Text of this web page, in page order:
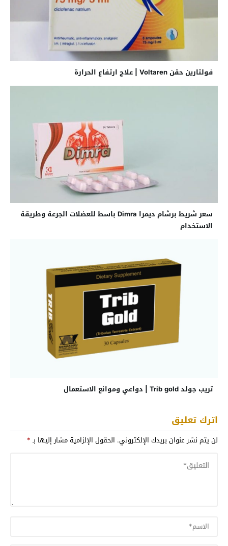
فولتارين حقن Voltaren | علاج ارتفاع الحرارة
سعر شريط برشام ديمرا Dimra باسط للعضلات الجرعة وطريقة
الاستخدام
تريب جولد Trib gold | دواعي وموانع الاستعمال
اترك تعليق
لن يتم نشر عنوان بريدك الإلكتروني. الحقول الإلزامية مشار إليها بـ*